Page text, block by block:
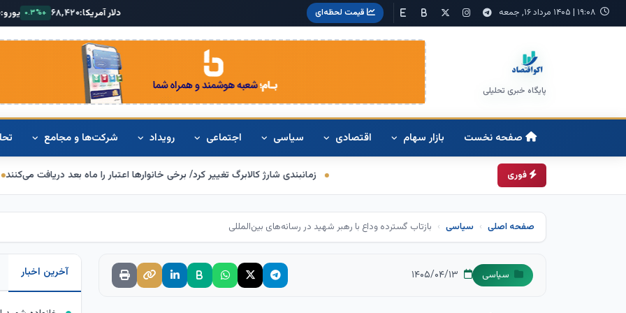
۱۹:۰۸ | ۱۴۰۵ مرداد ۱۶, جمعه قیمت لحظه‌ای ۶۸,۴۲۰ +۰.۳% یورو:۷۴,۸۰۰ +۰.۱% طلای
پایگاه خبری تحلیلی
صفحه نخست بازار سهام اقتصادی سیاسی اجتماعی رویداد شرکت‌ها و مجامع
فوری زمانبندی شارژ کالابرگ تغییر کرد/ برخی خانوارها اعتبار را ماه بعد دریافت می‌کنند تکذیب اعمال ضریب ۲.۷ برای اینترنت بین‌الملل از سوی سازمان تنظیم مقررات
صفحه اصلی سیاسی بازتاب گسترده وداع با رهبر شهید در رسانه‌های بین‌المللی
سیاسی آخرین اخبار